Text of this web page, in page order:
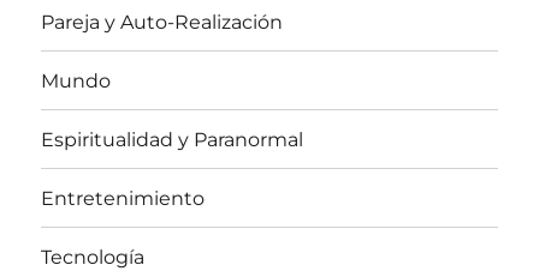
Pareja y Auto-Realización
Mundo
Espiritualidad y Paranormal
Entretenimiento
Tecnología